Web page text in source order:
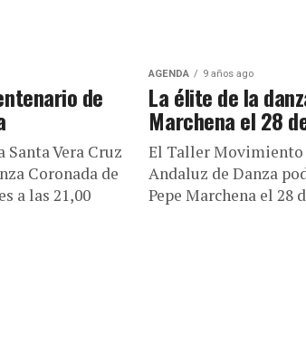
de
Vera Cruz
Coronada de
a las 21,00
AGENDA 9 años ago
La élite de la
Marchena el 28
El Taller Movimiento
Andaluz de Danza
Pepe Marchena el 28